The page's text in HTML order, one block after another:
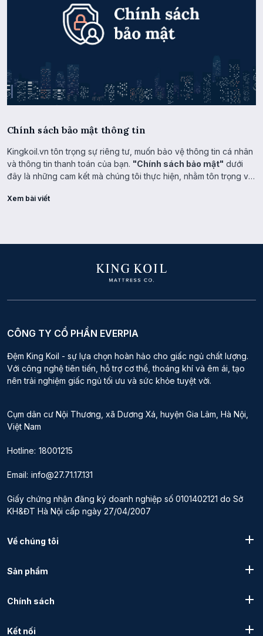
Chính sách bảo mật thông tin
Kingkoil.vn tôn trọng sự riêng tư, muốn bảo vệ thông tin cá nhân
và thông tin thanh toán của bạn. "Chính sách bảo mật" dưới
đây là những cam kết mà chúng tôi thực hiện, nhằm tôn trọng và
Xem bài viết
CÔNG TY CỔ PHẦN EVERPIA
Đệm King Koil - sự lựa chọn hoàn hảo cho giấc ngủ chất lượng.
Với công nghệ tiên tiến, hỗ trợ cơ thể, thoáng khí và êm ái, tạo
nên trải nghiệm giấc ngủ tối ưu và sức khỏe tuyệt vời.
Cụm dân cư Nội Thương, xã Dương Xá, huyện Gia Lâm, Hà Nội,
Việt Nam
Hotline: 18001215
Email: info@27.71.17.131
Giấy chứng nhận đăng ký doanh nghiệp số 0101402121 do Sở
KH&ĐT Hà Nội cấp ngày 27/04/2007
Về chúng tôi
Sản phẩm
Chính sách
Kết nối